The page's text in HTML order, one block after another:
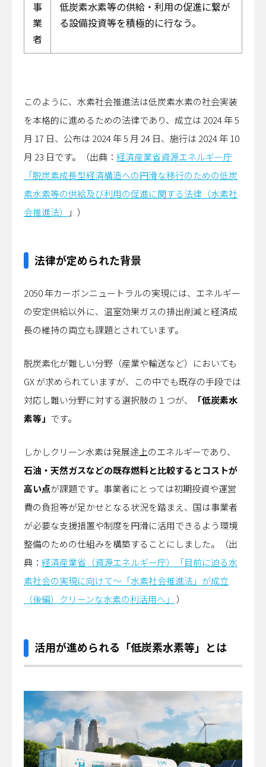
事
業
者
低炭素水素等の供給・利用の促進に繋が
る設備投資等を積極的に行なう。
このように、水素社会推進法は低炭素水素の社会実装
を本格的に進めるための法律であり、成立は 2024 年 5
月 17 日、公布は 2024 年 5 月 24 日、施行は 2024 年 10
月 23 日です。（出典： 経済産業省資源エネルギー庁
「脱炭素成長型経済構造への円滑な移行のための低炭
素水素等の供給及び利用の促進に関する法律（水素社
会推進法）
」）
法律が定められた背景
2050 年カーボンニュートラルの実現には、エネルギー
の安定供給以外に、温室効果ガスの排出削減と経済成
長の維持の両立も課題とされています。
脱炭素化が難しい分野（産業や輸送など）においても
GX が求められていますが、この中でも既存の手段では
対応し難い分野に対する選択肢の１つが、
「低炭素水
素等」 です。
しかしクリーン水素は発展途上のエネルギーであり、
石油・天然ガスなどの既存燃料と比較するとコストが
高い点が課題です。事業者にとっては初期投資や運営
費の負担等が足かせとなる状況を踏まえ、国は事業者
が必要な支援措置や制度を円滑に活用できるよう環境
整備のための仕組みを構築することにしました。（出
典： 経済産業省（資源エネルギー庁）「目前に迫る水
素社会の実現に向けて～「水素社会推進法」が成立
（後編）クリーンな水素の利活用へ」
）
活用が進められる「低炭素水素等」とは